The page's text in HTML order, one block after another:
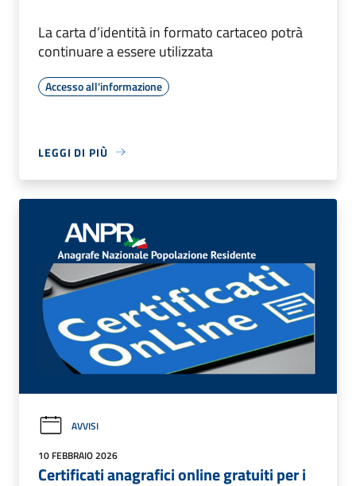
La carta d’identità in formato cartaceo potrà
continuare a essere utilizzata
Accesso all'informazione
LEGGI DI PIÙ
AVVISI
10 FEBBRAIO 2026
Certificati anagrafici online gratuiti per i